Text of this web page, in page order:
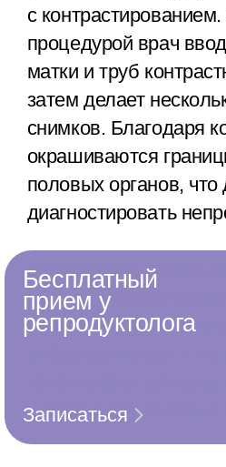
с
процедурой врач
матки и труб
затем делает
снимков. Благодаря
окрашиваются
половых органов,
диагностировать
В последнее время
редко практикуется
риска облучения и
туберкулеза половых
Бесплатный
прием у
репродуктолога
Записаться